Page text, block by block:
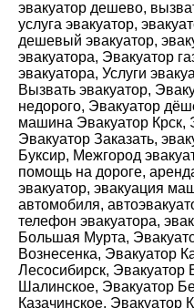
эвакуатор дешево,
услуга эвакуатор,
дешевый эвакуатор,
эвакуатора, Эвакуатор
эвакуатора, Услуги
Вызвать эвакуатор,
недорого, Эвакуатор
машина Эвакуатор Крск,
Эвакуатор Заказать,
Буксир, Межгород
помощь на дороге,
эвакуатор, эвакуация
автомобиля,
телефон эвакуатора,
Большая Мурта,
Вознесенка, Эвакуатор
Лесосибирск, Эвакуатор
Шалинское, Эвакуатор
Казачинское, Эвакуатор